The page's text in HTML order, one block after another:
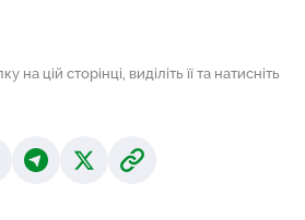
цій сторінці, виділіть її та натисніть